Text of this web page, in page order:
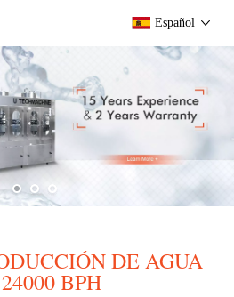
Español
DE AGUA
BPH